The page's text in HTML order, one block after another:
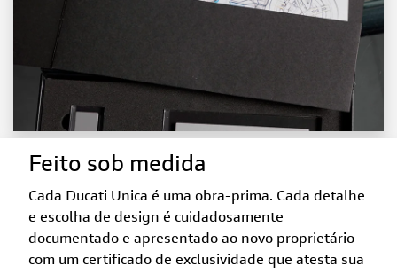
Feito sob medida
Cada Ducati Unica é uma obra-prima. Cada detalhe
e escolha de design é cuidadosamente
documentado e apresentado ao novo proprietário
com um certificado de exclusividade que atesta sua